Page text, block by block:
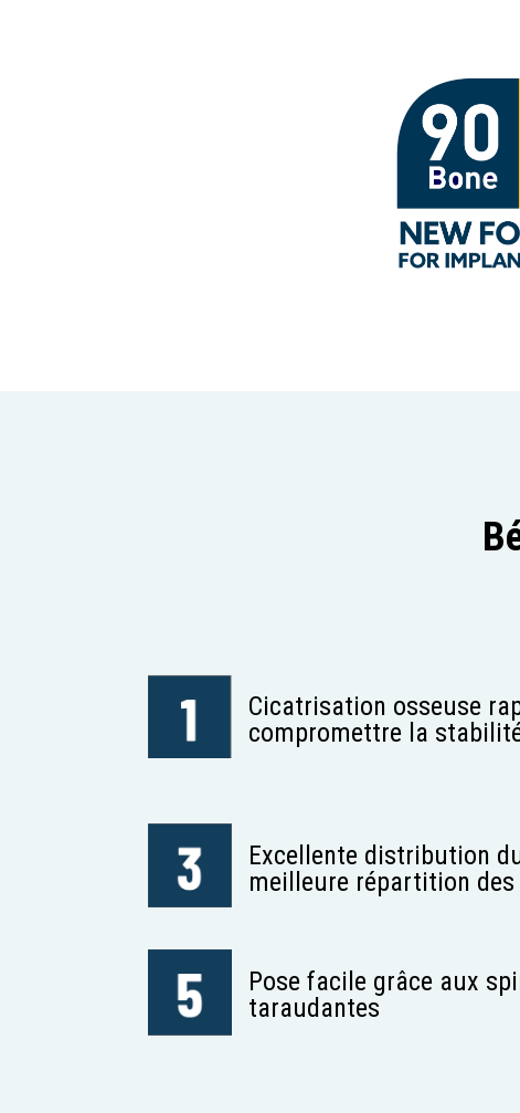
Cicatrisation osseuse
compromettre la
Excellente distribution
meilleure répartition
Pose facile grâce aux
taraudantes